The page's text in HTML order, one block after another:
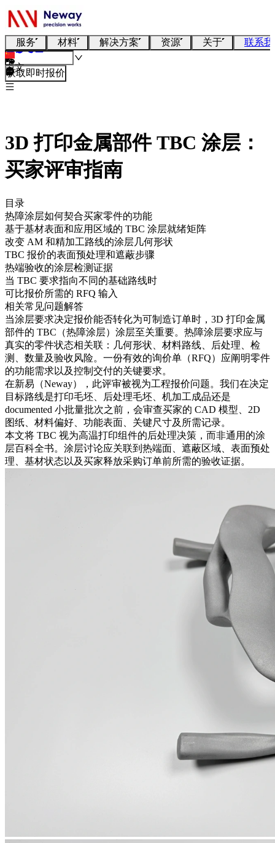
服务 材料 解决方案 资源 关于 联系
中文
获取即时报价
3D 打印金属部件 TBC 涂层：
买家评审指南
目录
热障涂层如何契合买家零件的功能
基于基材表面和应用区域的 TBC 涂层就绪矩阵
改变 AM 和精加工路线的涂层几何形状
TBC 报价的表面预处理和遮蔽步骤
热端验收的涂层检测证据
当 TBC 要求指向不同的基础路线时
可比报价所需的 RFQ 输入
相关常见问题解答
当涂层要求决定报价能否转化为可制造订单时，3D 打印金属
部件的 TBC（热障涂层）涂层至关重要。热障涂层要求应与
真实的零件状态相关联：几何形状、材料路线、后处理、检
测、数量及验收风险。一份有效的询价单（RFQ）应阐明零件
的功能需求以及控制交付的关键要求。
在新易（Neway），此评审被视为工程报价问题。我们在决定
目标路线是打印毛坯、后处理毛坯、机加工成品还是
documented 小批量批次之前，会审查买家的 CAD 模型、2D
图纸、材料偏好、功能表面、关键尺寸及所需记录。
本文将 TBC 视为高温打印组件的后处理决策，而非通用的涂
层百科全书。涂层讨论应关联到热端面、遮蔽区域、表面预处
理、基材状态以及买家释放采购订单前所需的验收证据。